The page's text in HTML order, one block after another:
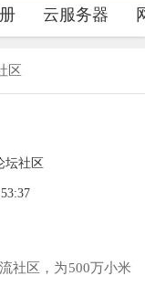
云服务器
区
坛社区
社区，为500万小米